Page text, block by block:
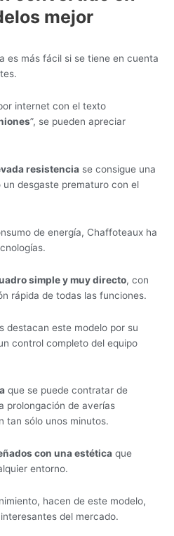
mejor
es más fácil si se tiene en cuenta
internet con el texto
”, se pueden apreciar
resistencia se consigue una
desgaste prematuro con el
de energía, Chaffoteaux ha
simple y muy directo, con
rápida de todas las funciones.
destacan este modelo por su
control completo del equipo
que se puede contratar de
prolongación de averías
tan sólo unos minutos.
con una estética que
entorno.
hacen de este modelo,
del mercado.